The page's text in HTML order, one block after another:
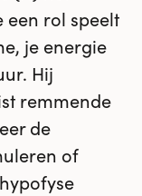
rol speelt
je energie
Hij
remmende
de
of